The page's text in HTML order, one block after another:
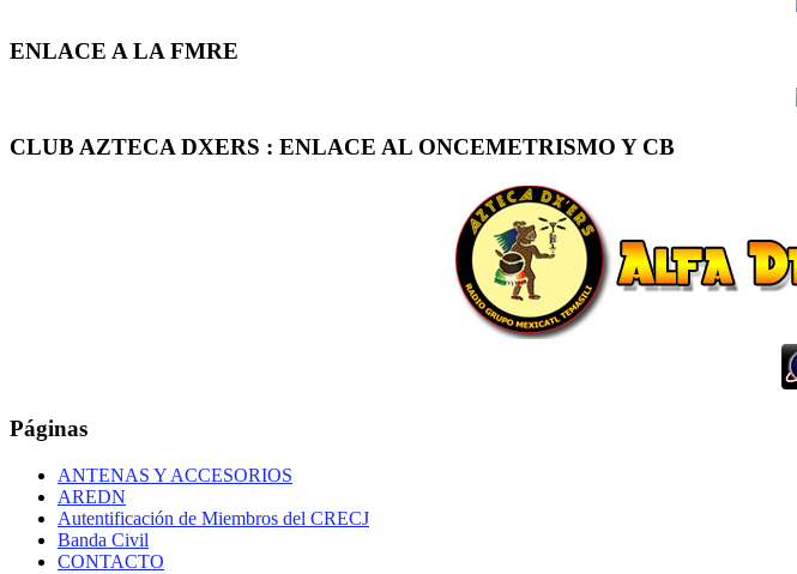
ENLACE A LA FMRE
CLUB AZTECA DXERS : ENLACE AL ONCEMETRISMO Y CB
Páginas
ANTENAS Y ACCESORIOS
AREDN
Autentificación de Miembros del CRECJ
Banda Civil
CONTACTO